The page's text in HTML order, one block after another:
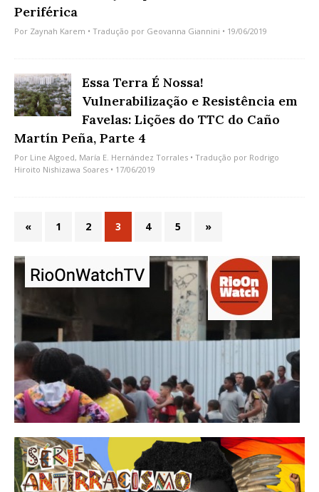
Periférica
Por Zaynah Karem • Tradução por Geovanna Giannini • 19/06/2019
Essa Terra É Nossa!
Vulnerabilização e Resistência em
Favelas: Lições do TTC do Caño
Martín Peña, Parte 4
Por Line Algoed, María E. Hernández Torrales • Tradução por Rodrigo
Hiroito Nishizawa Soares • 17/06/2019
« 1 2 3 4 5 »